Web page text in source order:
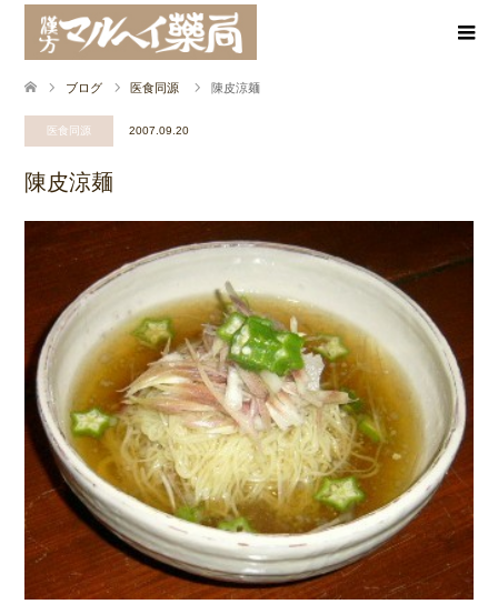
ブログ 医食同源 陳皮涼麺
医食同源 2007.09.20
陳皮涼麺